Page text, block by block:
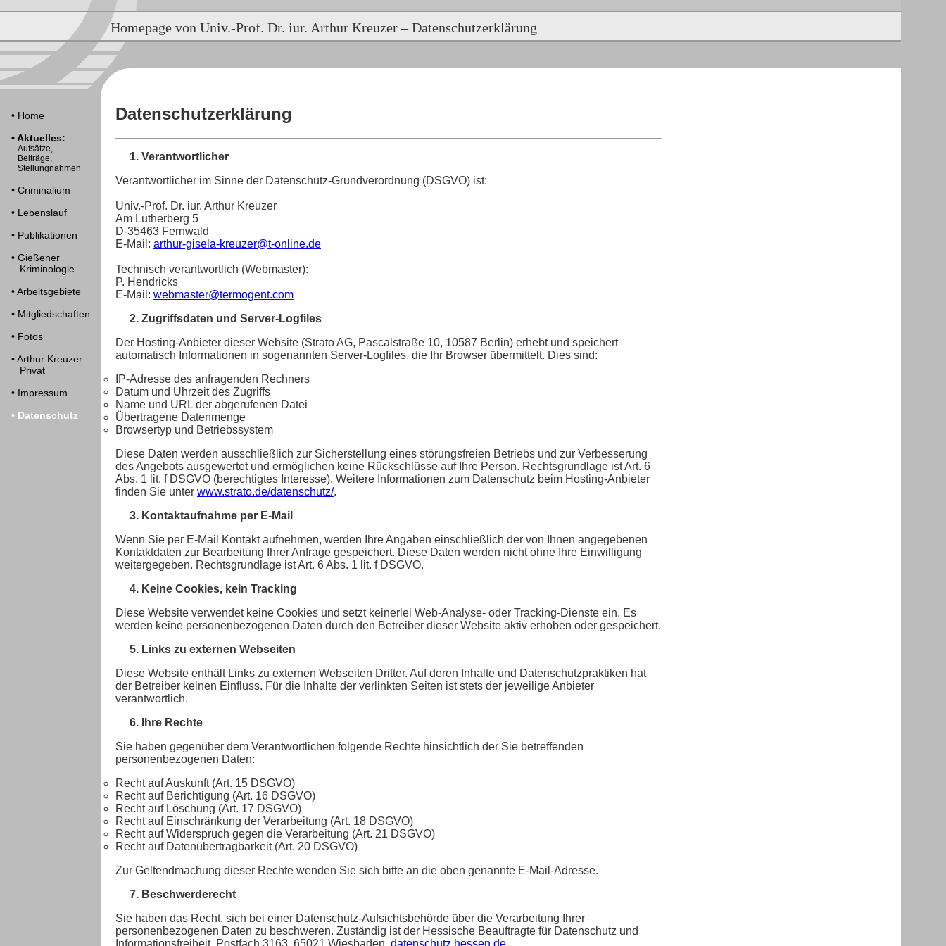
Homepage von Univ.-Prof. Dr. iur. Arthur Kreuzer – Datenschutzerklärung
• Home
• Aktuelles:
Aufsätze,
Beiträge,
Stellungnahmen
• Criminalium
• Lebenslauf
• Publikationen
• Gießener
Kriminologie
• Arbeitsgebiete
• Mitgliedschaften
• Fotos
• Arthur Kreuzer
Privat
• Impressum
• Datenschutz
Datenschutzerklärung
1. Verantwortlicher
Verantwortlicher im Sinne der Datenschutz-Grundverordnung (DSGVO) ist:
Univ.-Prof. Dr. iur. Arthur Kreuzer
Am Lutherberg 5
D-35463 Fernwald
E-Mail: arthur-gisela-kreuzer@t-online.de
Technisch verantwortlich (Webmaster):
P. Hendricks
E-Mail: webmaster@termogent.com
2. Zugriffsdaten und Server-Logfiles
Der Hosting-Anbieter dieser Website (Strato AG, Pascalstraße 10, 10587 Berlin) erhebt und speichert
automatisch Informationen in sogenannten Server-Logfiles, die Ihr Browser übermittelt. Dies sind:
IP-Adresse des anfragenden Rechners
Datum und Uhrzeit des Zugriffs
Name und URL der abgerufenen Datei
Übertragene Datenmenge
Browsertyp und Betriebssystem
Diese Daten werden ausschließlich zur Sicherstellung eines störungsfreien Betriebs und zur Verbesserung
des Angebots ausgewertet und ermöglichen keine Rückschlüsse auf Ihre Person. Rechtsgrundlage ist Art. 6
Abs. 1 lit. f DSGVO (berechtigtes Interesse). Weitere Informationen zum Datenschutz beim Hosting-Anbieter
finden Sie unter www.strato.de/datenschutz/.
3. Kontaktaufnahme per E-Mail
Wenn Sie per E-Mail Kontakt aufnehmen, werden Ihre Angaben einschließlich der von Ihnen angegebenen
Kontaktdaten zur Bearbeitung Ihrer Anfrage gespeichert. Diese Daten werden nicht ohne Ihre Einwilligung
weitergegeben. Rechtsgrundlage ist Art. 6 Abs. 1 lit. f DSGVO.
4. Keine Cookies, kein Tracking
Diese Website verwendet keine Cookies und setzt keinerlei Web-Analyse- oder Tracking-Dienste ein. Es
werden keine personenbezogenen Daten durch den Betreiber dieser Website aktiv erhoben oder gespeichert.
5. Links zu externen Webseiten
Diese Website enthält Links zu externen Webseiten Dritter. Auf deren Inhalte und Datenschutzpraktiken hat
der Betreiber keinen Einfluss. Für die Inhalte der verlinkten Seiten ist stets der jeweilige Anbieter
verantwortlich.
6. Ihre Rechte
Sie haben gegenüber dem Verantwortlichen folgende Rechte hinsichtlich der Sie betreffenden
personenbezogenen Daten:
Recht auf Auskunft (Art. 15 DSGVO)
Recht auf Berichtigung (Art. 16 DSGVO)
Recht auf Löschung (Art. 17 DSGVO)
Recht auf Einschränkung der Verarbeitung (Art. 18 DSGVO)
Recht auf Widerspruch gegen die Verarbeitung (Art. 21 DSGVO)
Recht auf Datenübertragbarkeit (Art. 20 DSGVO)
Zur Geltendmachung dieser Rechte wenden Sie sich bitte an die oben genannte E-Mail-Adresse.
7. Beschwerderecht
Sie haben das Recht, sich bei einer Datenschutz-Aufsichtsbehörde über die Verarbeitung Ihrer
personenbezogenen Daten zu beschweren. Zuständig ist der Hessische Beauftragte für Datenschutz und
Informationsfreiheit, Postfach 3163, 65021 Wiesbaden, datenschutz.hessen.de